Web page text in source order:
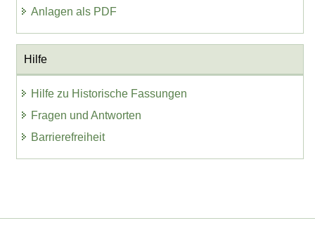
Anlagen als PDF
Hilfe
Hilfe zu Historische Fassungen
Fragen und Antworten
Barrierefreiheit